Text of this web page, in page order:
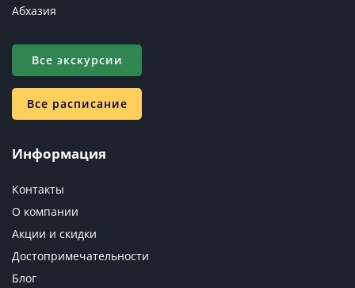
Абхазия
Все экскурсии
Все расписание
Информация
Контакты
О компании
Акции и скидки
Достопримечательности
Блог